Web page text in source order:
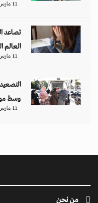
11 مارس 2026 - 11:19
تصاعد
العالم
11 مارس 2026 - 13:44
وسط
11 مارس 2026 - 10:26
من نحن